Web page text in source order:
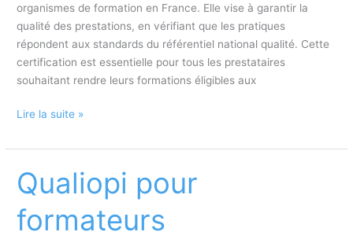
organismes de formation en France. Elle vise à garantir la
qualité des prestations, en vérifiant que les pratiques
répondent aux standards du référentiel national qualité. Cette
certification est essentielle pour tous les prestataires
souhaitant rendre leurs formations éligibles aux
Qualiopi
Obligations
et
Lire la suite »
Qualiopi pour
formateurs